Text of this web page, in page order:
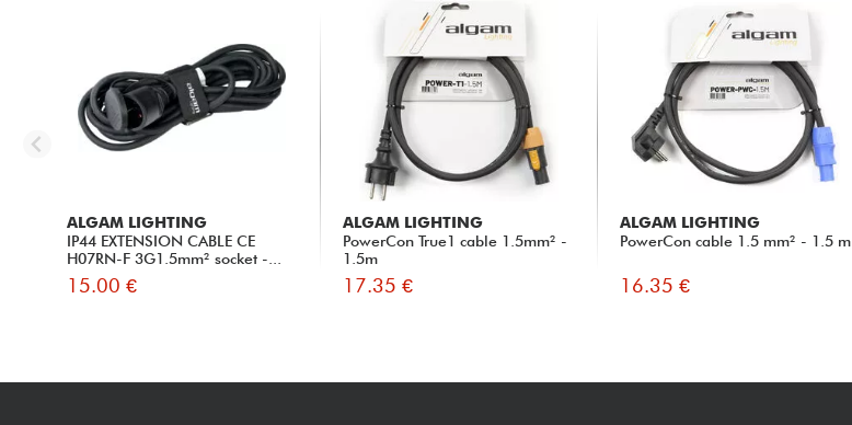
ALGAM LIGHTING
IP44 EXTENSION CABLE CE
H07RN-F 3G1.5mm² socket -...
15.00 €
ALGAM LIGHTING
PowerCon True1 cable 1.5mm² -
1.5m
17.35 €
ALGAM LIGHTING
PowerCon cable 1.5 mm² - 1.5 m
16.35 €